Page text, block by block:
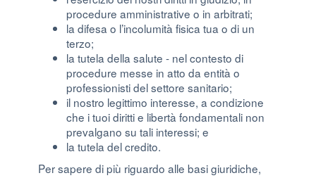
procedure amministrative o in arbitrati;
la difesa o l’incolumità fisica tua o di un
terzo;
la tutela della salute - nel contesto di
procedure messe in atto da entità o
professionisti del settore sanitario;
il nostro legittimo interesse, a condizione
che i tuoi diritti e libertà fondamentali non
prevalgano su tali interessi; e
la tutela del credito.
Per sapere di più riguardo alle basi giuridiche,